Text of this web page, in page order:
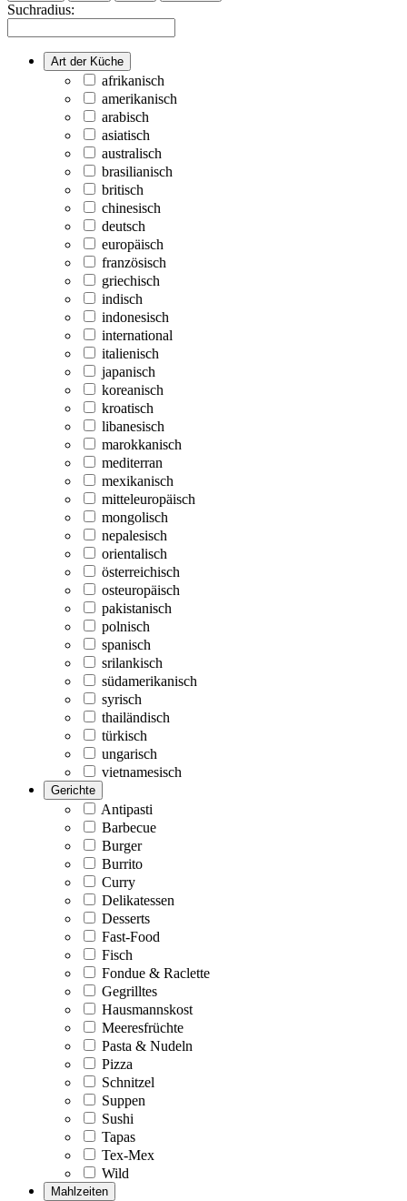
Suchradius:
Art der Küche
afrikanisch
amerikanisch
arabisch
asiatisch
australisch
brasilianisch
britisch
chinesisch
deutsch
europäisch
französisch
griechisch
indisch
indonesisch
international
italienisch
japanisch
koreanisch
kroatisch
libanesisch
marokkanisch
mediterran
mexikanisch
mitteleuropäisch
mongolisch
nepalesisch
orientalisch
österreichisch
osteuropäisch
pakistanisch
polnisch
spanisch
srilankisch
südamerikanisch
syrisch
thailändisch
türkisch
ungarisch
vietnamesisch
Gerichte
Antipasti
Barbecue
Burger
Burrito
Curry
Delikatessen
Desserts
Fast-Food
Fisch
Fondue & Raclette
Gegrilltes
Hausmannskost
Meeresfrüchte
Pasta & Nudeln
Pizza
Schnitzel
Suppen
Sushi
Tapas
Tex-Mex
Wild
Mahlzeiten